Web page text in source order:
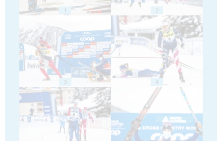
1 2
3 4